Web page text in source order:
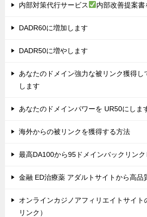
内部対策代行サービス 内部改善提案
DADR60に増加します
DADR50に増やします
あなたのドメイン強力な被リンク獲得し
します
あなたのドメインパワーを UR50にしま
海外からの被リンクを獲得する方法
最高DA100から95ドメインバックリンク
金融 ED治療薬 アダルトサイトから高品
オンラインカジノアフィリエイトサイト
リンク）